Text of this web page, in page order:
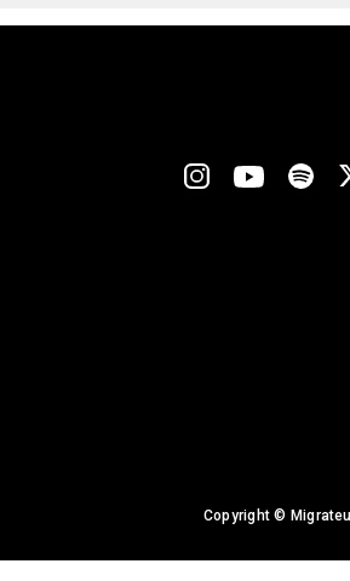
Copyright ©